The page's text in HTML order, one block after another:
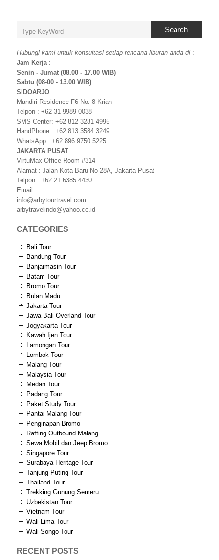
Search
Hubungi kami untuk konsultasi setiap rencana liburan anda di :
Jam Kerja:
Senin - Jumat (08.00 - 17.00 WIB)
Sabtu (08-00 - 13.00 WIB)
SIDOARJO :
Mandiri Residence F6 No. 8 Krian
Telpon : +62 31 9989 0038
SMS Center: +62 812 3281 4995
HandPhone : +62 813 3584 3249
WhatsApp : +62 896 9750 5225
JAKARTA PUSAT :
VirtuMax Office Room #314
Alamat : Jalan Kota Baru No 28A, Jakarta Pusat
Telpon : +62 21 6385 4430
Email :
info@arbytourtravel.com
arbytravelindo@yahoo.co.id
CATEGORIES
Bali Tour
Bandung Tour
Banjarmasin Tour
Batam Tour
Bromo Tour
Bulan Madu
Jakarta Tour
Jawa Bali Overland Tour
Jogyakarta Tour
Kawah Ijen Tour
Lamongan Tour
Lombok Tour
Malang Tour
Malaysia Tour
Medan Tour
Padang Tour
Paket Study Tour
Pantai Malang Tour
Penginapan Bromo
Rafting Outbound Malang
Sewa Mobil dan Jeep Bromo
Singapore Tour
Surabaya Heritage Tour
Tanjung Puting Tour
Thailand Tour
Trekking Gunung Semeru
Uzbekistan Tour
Vietnam Tour
Wali Lima Tour
Wali Songo Tour
RECENT POSTS